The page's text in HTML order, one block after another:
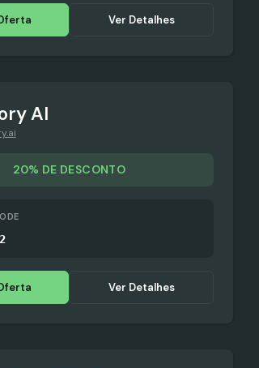
Ver Detalhes
AI
20% DE DESCONTO
Ver Detalhes